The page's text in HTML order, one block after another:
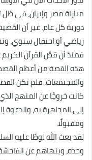
مباراة مصر وإيران، في ظل
دورية كل عام. غير أن
رياضي أو احتفال سنوي،
فمنذ أن قصَّ القرآن الكريم
هذه القصة من أعظم
والمجتمعات. فلم تكن
كانت خروجًا عن المنهج الذي
إلى المجاهرة به، والدعوة
ومقبولًا.
لقد بعث الله لوطًا عليه
وحده، وينهاهم عن